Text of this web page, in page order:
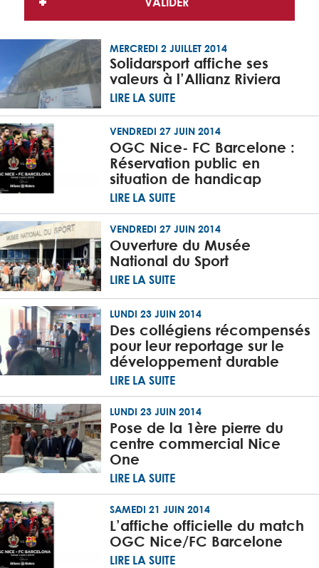
MERCREDI 2 JUILLET 2014
Solidarsport affiche ses
valeurs à l’Allianz Riviera
LIRE LA SUITE
VENDREDI 27 JUIN 2014
OGC Nice- FC Barcelone :
Réservation public en
situation de handicap
LIRE LA SUITE
VENDREDI 27 JUIN 2014
Ouverture du Musée
National du Sport
LIRE LA SUITE
LUNDI 23 JUIN 2014
Des collégiens récompensés
pour leur reportage sur le
développement durable
LIRE LA SUITE
LUNDI 23 JUIN 2014
Pose de la 1ère pierre du
centre commercial Nice
One
LIRE LA SUITE
SAMEDI 21 JUIN 2014
L’affiche officielle du match
OGC Nice/FC Barcelone
LIRE LA SUITE